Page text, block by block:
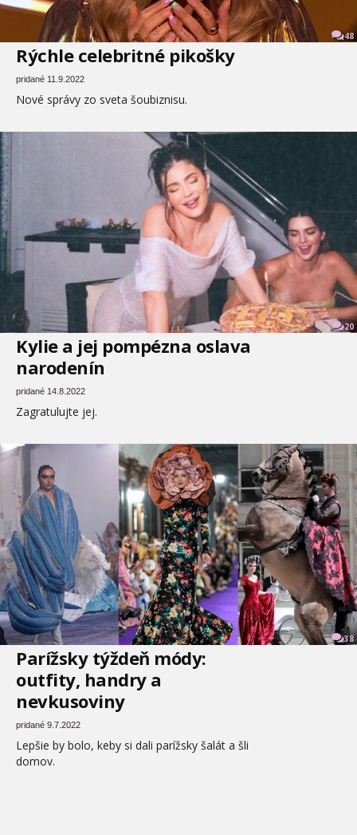
48
Rýchle celebritné pikošky
pridané 11.9.2022
Nové správy zo sveta šoubiznisu.
20
Kylie a jej pompézna oslava
narodenín
pridané 14.8.2022
Zagratulujte jej.
38
Parížsky týždeň módy:
outfity, handry a
nevkusoviny
pridané 9.7.2022
Lepšie by bolo, keby si dali parížsky šalát a šli
domov.